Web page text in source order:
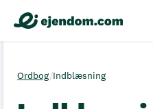
Ordbog/Indblæsning